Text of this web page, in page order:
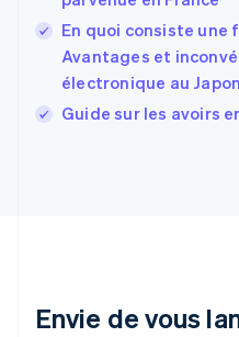
En quoi consiste
Avantages et
électronique au Japon
Guide sur les avoirs
Envie de vous
Gibraltar
English
Grèce
Hongrie
日本語 English